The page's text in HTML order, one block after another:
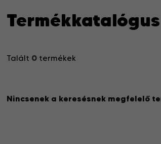
Talált 0termékek
Nincsenek a keresésnek megfelelő